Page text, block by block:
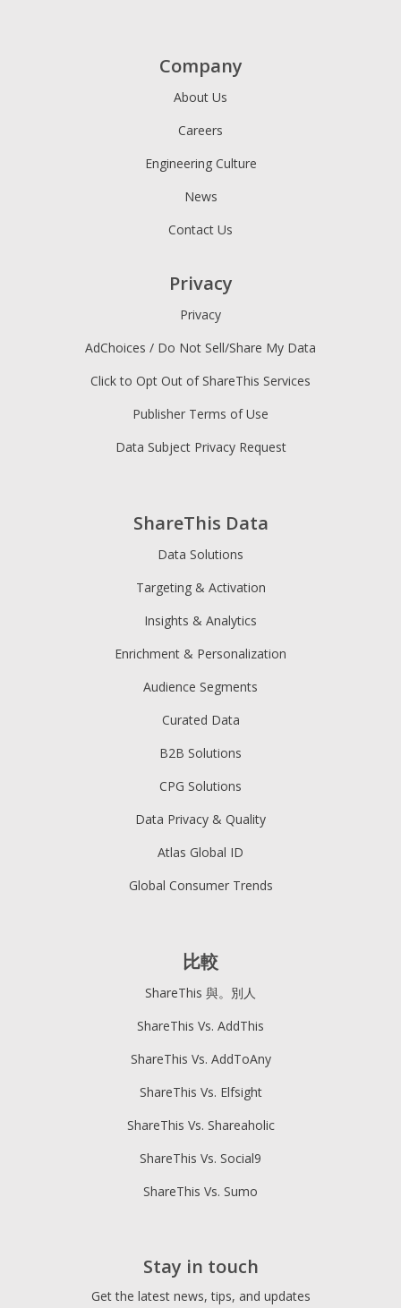
ShareThis Data
Data Solutions
Targeting & Activation
Insights & Analytics
Enrichment & Personalization
Audience Segments
Curated Data
B2B Solutions
CPG Solutions
Data Privacy & Quality
Atlas Global ID
Global Consumer Trends
Company
About Us
Careers
Engineering Culture
News
Contact Us
Privacy
Privacy
AdChoices / Do Not Sell/Share My Data
Click to Opt Out of ShareThis Services
Publisher Terms of Use
Data Subject Privacy Request
比較
ShareThis 與。別人
ShareThis Vs. AddThis
ShareThis Vs. AddToAny
ShareThis Vs. Elfsight
ShareThis Vs. Shareaholic
ShareThis Vs. Social9
ShareThis Vs. Sumo
Stay in touch
Get the latest news, tips, and updates